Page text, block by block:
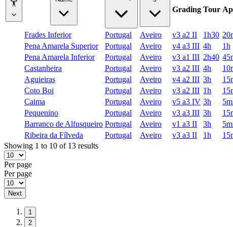
🏋
Grading Tour
Frades Inferior Portugal Aveiro v3 a2 II 1h30
Pena Amarela Superior
Portugal Aveiro v4 a3 III 4h 1h
Pena Amarela Inferior
Portugal Aveiro v3 a1 III 2h40
Castanheira
Portugal Aveiro v3 a2 III 4h
Aguieiras
Portugal Aveiro v4 a2 III 3h
Coto Boi
Portugal Aveiro v3 a2 III 1h
Caima
Portugal Aveiro v5 a3 IV 3h
Pequenino
Portugal Aveiro v3 a3 III 3h
Barranco de Alfusqueiro Portugal Aveiro v1 a3 II 3h
Ribeira da Fílveda
Portugal Aveiro v3 a3 II 1h
Showing 1 to 10 of 13 results
Per page
Per page
Next
1
2